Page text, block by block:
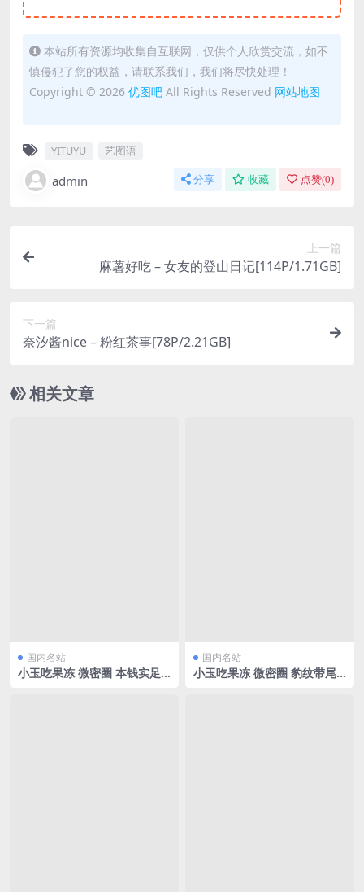
本站所有资源均收集自互联网，仅供个人欣赏交流，如不
慎侵犯了您的权益，请联系我们，我们将尽快处理！
Copyright © 2026 优图吧 All Rights Reserved 网站地图
YITUYU 艺图语
admin 分享 收藏 点赞(0)
上一篇
麻薯好吃 – 女友的登山日记[114P/1.71GB]
下一篇
奈汐酱nice – 粉红茶事[78P/2.21GB]
相关文章
国内名站
小玉吃果冻 微密圈 本钱实足
国内名站
小玉吃果冻 微密圈 豹纹带尾